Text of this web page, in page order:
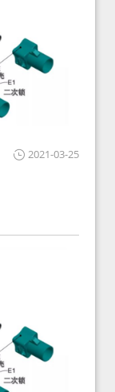
2021-03-25